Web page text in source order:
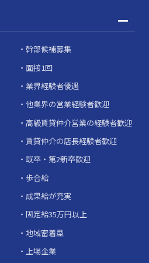
幹部候補募集
面接1回
業界経験者優遇
他業界の営業経験者歓迎
高級賃貸仲介営業の経験者歓迎
賃貸仲介の店長経験者歓迎
既卒・第2新卒歓迎
歩合給
成果給が充実
固定給35万円以上
地域密着型
上場企業